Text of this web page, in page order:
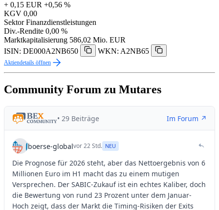
+ 0,15 EUR +0,56 %
KGV 0,00
Sektor Finanzdienstleistungen
Div.-Rendite 0,00 %
Marktkapitalisierung 586,02 Mio. EUR
ISIN: DE000A2NB650
WKN: A2NB65
Aktiendetails öffnen
Community Forum zu Mutares